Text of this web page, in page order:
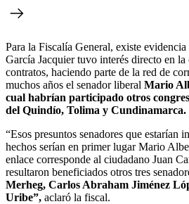
Para la Fiscalía General, existe
García Jacquier tuvo interés directo en
contratos, haciendo parte de la red de
muchos años el senador liberal Mario
cual habrían participado otros
del Quindío, Tolima y Cundinamarca.
“Esos presuntos senadores que estarían
hechos serían en primer lugar Mario
enlace corresponde al ciudadano Juan
resultaron beneficiados otros tres
Merheg, Carlos Abraham Jiménez
Uribe”, aclaró la fiscal.